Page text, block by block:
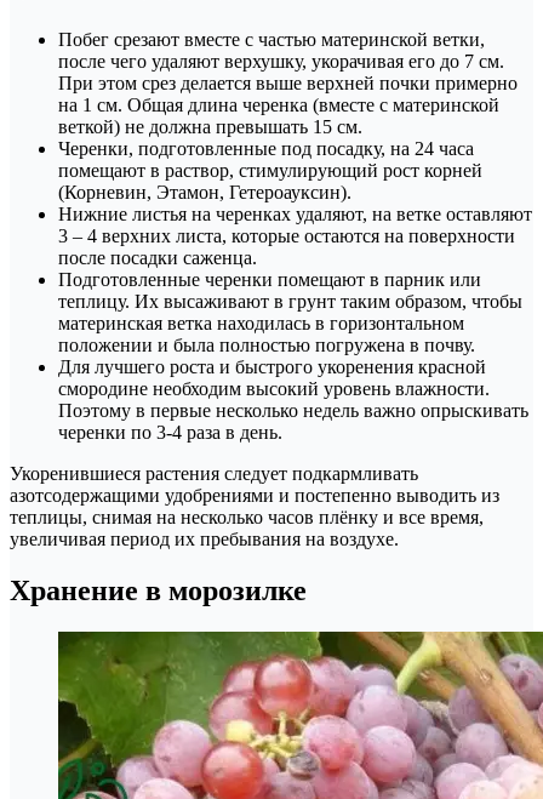
Побег срезают вместе с частью материнской ветки,
после чего удаляют верхушку, укорачивая его до 7 см.
При этом срез делается выше верхней почки примерно
на 1 см. Общая длина черенка (вместе с материнской
веткой) не должна превышать 15 см.
Черенки, подготовленные под посадку, на 24 часа
помещают в раствор, стимулирующий рост корней
(Корневин, Этамон, Гетероауксин).
Нижние листья на черенках удаляют, на ветке оставляют
3 – 4 верхних листа, которые остаются на поверхности
после посадки саженца.
Подготовленные черенки помещают в парник или
теплицу. Их высаживают в грунт таким образом, чтобы
материнская ветка находилась в горизонтальном
положении и была полностью погружена в почву.
Для лучшего роста и быстрого укоренения красной
смородине необходим высокий уровень влажности.
Поэтому в первые несколько недель важно опрыскивать
черенки по 3-4 раза в день.
Укоренившиеся растения следует подкармливать
азотсодержащими удобрениями и постепенно выводить из
теплицы, снимая на несколько часов плёнку и все время,
увеличивая период их пребывания на воздухе.
Хранение в морозилке